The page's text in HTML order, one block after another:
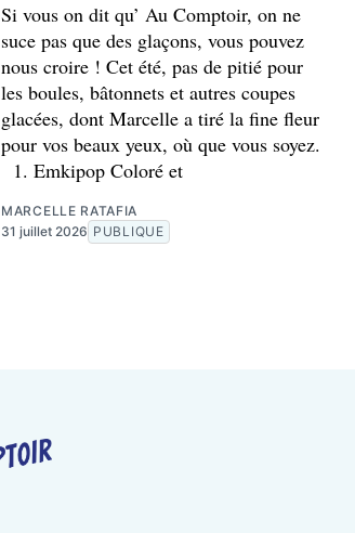
Si vous on dit qu’ Au Comptoir, on ne
suce pas que des glaçons, vous pouvez
nous croire ! Cet été, pas de pitié pour
les boules, bâtonnets et autres coupes
glacées, dont Marcelle a tiré la fine fleur
pour vos beaux yeux, où que vous soyez.
1. Emkipop Coloré et
MARCELLE RATAFIA
31 juillet 2026 PUBLIQUE